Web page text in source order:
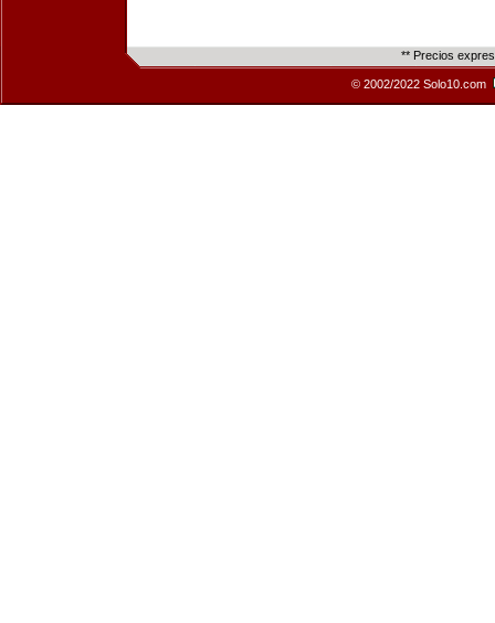
** Precios
© 2002/2022 Solo10.com